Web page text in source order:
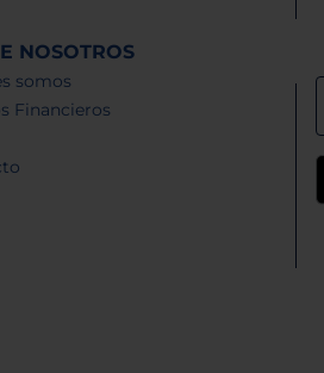
NOSOTROS
somos
Financieros